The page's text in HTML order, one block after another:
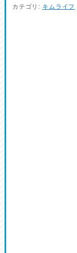
カテゴリ: キムライフ